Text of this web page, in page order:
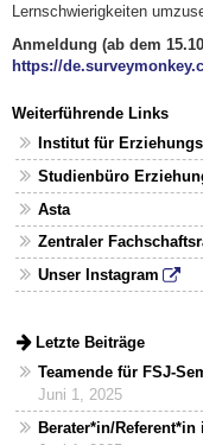
Lernschwierigkeiten
Anmeldung (ab dem
https://
Weiterführende Links
Institut für
Studienbüro
Asta
Zentraler
Unser Instagram
Letzte Beiträge
Teamende für FSJ-
Juni 1, 2025
Berater*in/